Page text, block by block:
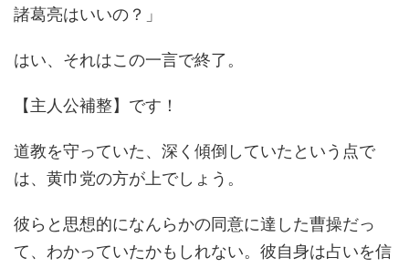
諸葛亮はいいの？」
はい、それはこの一言で終了。
【主人公補整】です！
道教を守っていた、深く傾倒していたという点で
は、黄巾党の方が上でしょう。
彼らと思想的になんらかの同意に達した曹操だっ
て、わかっていたかもしれない。彼自身は占いを信